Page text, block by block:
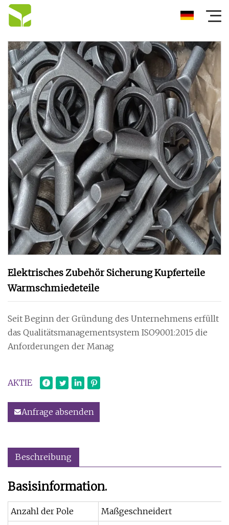
Elektrisches Zubehör Sicherung Kupferteile
Warmschmiedeteile
Seit Beginn der Gründung des Unternehmens erfüllt
das Qualitätsmanagementsystem ISO9001:2015 die
Anforderungen der Manag
AKTIE
Anfrage absenden
Beschreibung
Basisinformation.
Anzahl der Pole
Maßgeschneidert